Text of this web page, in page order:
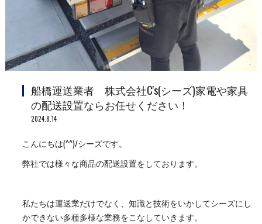
船橋運送業者 株式会社C's(シーズ)家電や家具
の配送設置ならお任せください！
2024.8.14
こんにちは(^^)/シーズです。
弊社では様々な商品の配送設置をしております。
私たちは運送業だけでなく、知識と技術をいかしてシーズにし
かできない多種多様な業務をこなしていきます。